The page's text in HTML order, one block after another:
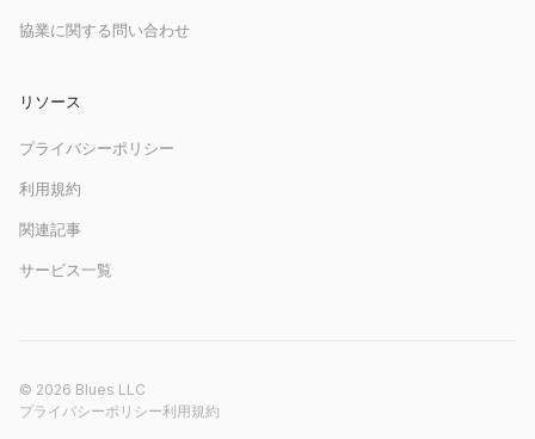
協業に関する問い合わせ
リソース
プライバシーポリシー
利用規約
関連記事
サービス一覧
© 2026 Blues LLC
プライバシーポリシー利用規約